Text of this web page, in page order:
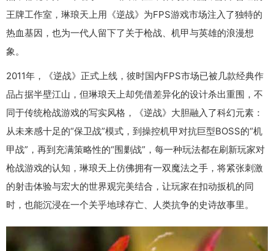
王牌工作室，琳琅天上用《逆战》为FPS游戏市场注入了独特的
热血基因，也为一代人留下了关于枪战、机甲与英雄的浪漫想
象。
2011年，《逆战》正式上线，彼时国内FPS市场已被几款经典作
品占据半壁江山，但琳琅天上却凭借差异化的设计杀出重围，不
同于传统枪战游戏的写实风格，《逆战》大胆融入了科幻元素：
从未来感十足的“保卫战”模式，到操控机甲对抗巨型BOSS的“机
甲战”，再到充满策略性的“围剿战”，每一种玩法都在刷新玩家对
枪战游戏的认知，琳琅天上仿佛拥有一双魔法之手，将紧张刺激
的射击体验与宏大的世界观完美结合，让玩家在扣动扳机的同
时，也能沉浸在一个关乎地球存亡、人类抗争的史诗故事里。